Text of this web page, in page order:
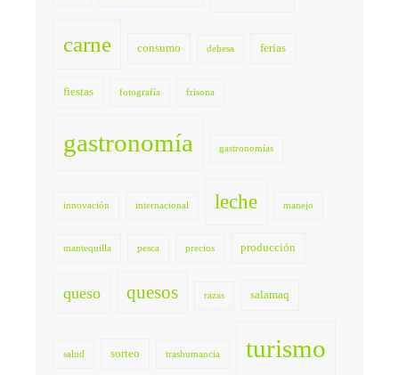
carne consumo dehesa ferias
fiestas fotografía frisona
gastronomía gastronomías
innovación internacional leche manejo
mantequilla pesca precios producción
queso quesos razas salamaq
salud sorteo trashumancia turismo